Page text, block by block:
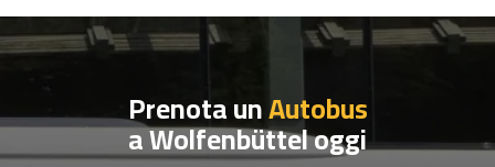
Prenota unAutobus
a Wolfenbüttel oggi